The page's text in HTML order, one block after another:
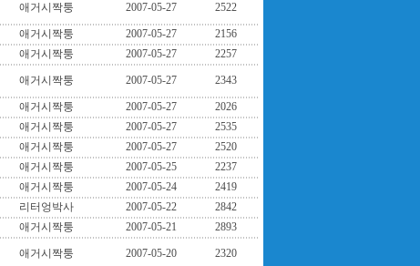
애거시짝퉁 2007-05-27 2522
애거시짝퉁 2007-05-27
2156
애거시짝퉁 2007-05-27 2257
애거시짝퉁 2007-05-27 2343
애거시짝퉁 2007-05-27
2026
애거시짝퉁 2007-05-27
2535
애거시짝퉁 2007-05-27
2520
애거시짝퉁 2007-05-25
2237
애거시짝퉁 2007-05-24
2419
리터엉박사 2007-05-22
2842
애거시짝퉁 2007-05-21 2893
애거시짝퉁 2007-05-20 2320